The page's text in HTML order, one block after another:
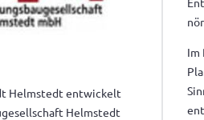
Helmstedt entwickelt
Helmstedt
Im